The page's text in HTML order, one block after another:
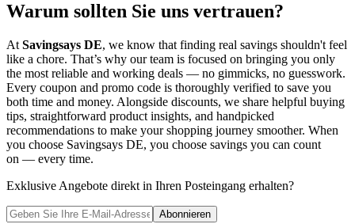
Warum sollten Sie uns vertrauen?
At Savingsays DE, we know that finding real savings shouldn't feel
like a chore. That’s why our team is focused on bringing you only
the most reliable and working deals — no gimmicks, no guesswork.
Every coupon and promo code is thoroughly verified to save you
both time and money. Alongside discounts, we share helpful buying
tips, straightforward product insights, and handpicked
recommendations to make your shopping journey smoother. When
you choose Savingsays DE, you choose savings you can count
on — every time.
Exklusive Angebote direkt in Ihren Posteingang erhalten?
Abonnieren